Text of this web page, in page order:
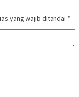
yang wajib ditandai *